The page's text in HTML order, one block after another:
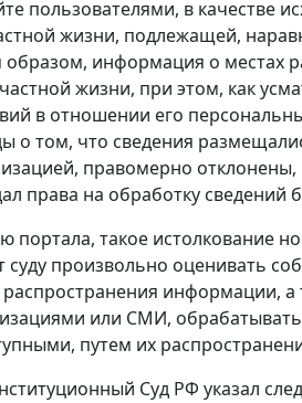
пользователями, в качестве
жизни, подлежащей,
образом, информация о местах
жизни, при этом, как
в отношении его
о том, что сведения
правомерно
права на обработку сведений
портала, такое истолкование
суду произвольно оценивать
информации,
или СМИ,
, путем их
Суд РФ указал